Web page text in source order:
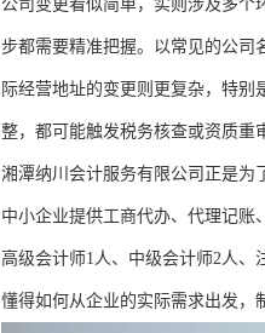
公司变更看似简单，实则涉及多个
步都需要精准把握。以常见的公司
际经营地址的变更则更复杂，特
整，都可能触发税务核查或资质重
湘潭纳川会计服务有限公司正是为
中小企业提供工商代办、代理记账
高级会计师1人、中级会计师2人
懂得如何从企业的实际需求出发，